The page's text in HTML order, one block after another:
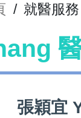
/ 就醫服務
張穎宜